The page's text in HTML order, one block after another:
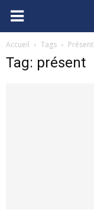
FCGB.net
Accueil Tags Présent
Tag: présent